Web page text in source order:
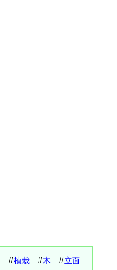
植栽 木
立面